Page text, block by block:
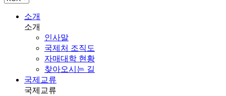
소개
소개
인사말
국제처 조직도
자매대학 현황
찾아오시는 길
국제교류
국제교류